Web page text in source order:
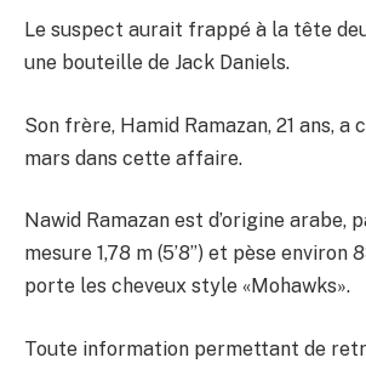
Le suspect aurait frappé à la tête
une bouteille de Jack Daniels.
Son frère, Hamid Ramazan, 21 ans, a
mars dans cette affaire.
Nawid Ramazan est d’origine arabe,
mesure 1,78 m (5’8’’) et pèse environ
porte les cheveux style «Mohawks».
Toute information permettant de